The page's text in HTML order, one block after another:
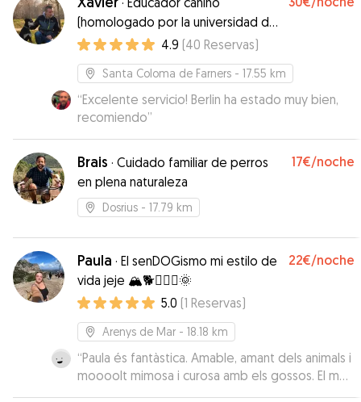
(homologado por la universidad de
bellaterra)
4.9 (40 Reservas)
Santa Coloma de Farners - 17.55 km
“Excelente servicio! Berlin ha estado muy bien,
recomiendo”
Brais · Cuidado familiar de perros
en plena naturaleza
17€/noche
Dosrius - 17.79 km
Paula · El senDOGismo mi estilo de
vida jeje 🏔️🐕🏃🏽‍♀️🌞
22€/noche
5.0 (1 Reservas)
Arenys de Mar - 18.18 km
“Paula és fantàstica. Amable, amant dels animals i
moooolt mimosa i curosa amb els gossos. El meu
gos, tant en el Meet and Greet com a l'estada,